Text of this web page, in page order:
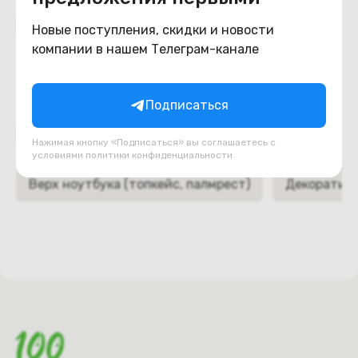
Новые поступления, скидки и новости
компании в нашем Телеграм-канале
Подписаться
Нажимая кнопку «Подписаться» вы соглашаетесь с
условиями политики конфиденциальности
Похожие товары
Подборки товаров в категории
Верх ноутбука (топкейс, палмрест)